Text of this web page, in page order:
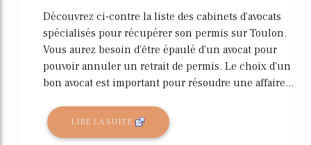
Découvrez ci-contre la liste des cabinets d'avocats
spécialisés pour récupérer son permis sur Toulon.
Vous aurez besoin d'être épaulé d'un avocat pour
pouvoir annuler un retrait de permis. Le choix d'un
bon avocat est important pour résoudre une affaire...
LIRE LA SUITE